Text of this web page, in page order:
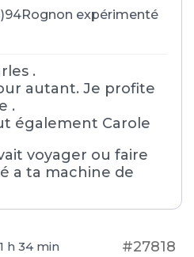
Rognon expérimenté
.
autant. Je profite
.
également Carole
voyager ou faire
a ta machine de
h 34 min #27818